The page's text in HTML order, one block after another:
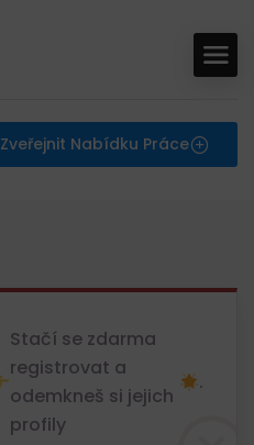
Zveřejnit Nabídku Práce
Stačí se zdarma
registrovat a
odemkneš si jejich
profily
.